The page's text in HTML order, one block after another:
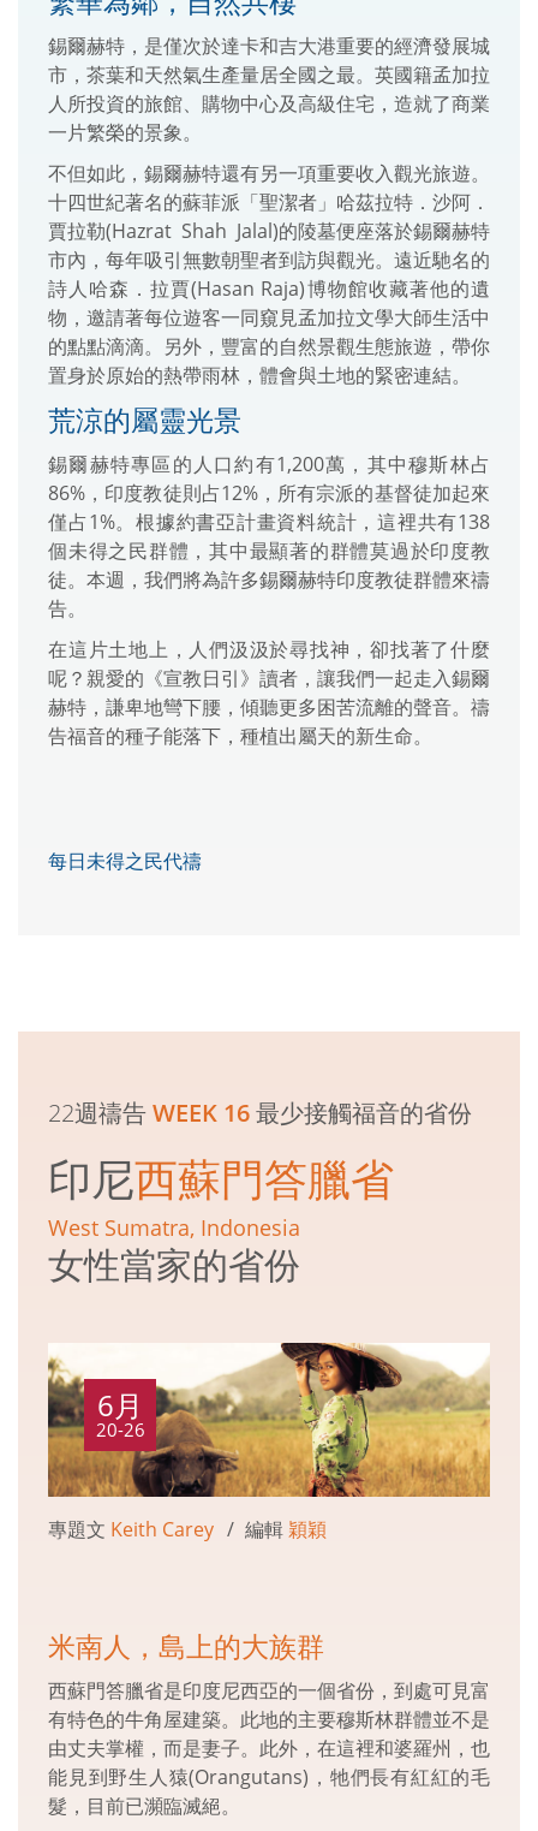
錫爾赫特，是僅次於達卡和吉大港重要的經濟發展城
市，茶葉和天然氣生產量居全國之最。英國籍孟加拉
人所投資的旅館、購物中心及高級住宅，造就了商業
一片繁榮的景象。
不但如此，錫爾赫特還有另一項重要收入觀光旅遊。
十四世紀著名的蘇菲派「聖潔者」哈茲拉特．沙阿．
賈拉勒(Hazrat Shah Jalal)的陵墓便座落於錫爾赫特
市內，每年吸引無數朝聖者到訪與觀光。遠近馳名的
詩人哈森．拉賈(Hasan Raja)博物館收藏著他的遺
物，邀請著每位遊客一同窺見孟加拉文學大師生活中
的點點滴滴。另外，豐富的自然景觀生態旅遊，帶你
置身於原始的熱帶雨林，體會與土地的緊密連結。
荒涼的屬靈光景
錫爾赫特專區的人口約有1,200萬，其中穆斯林占
86%，印度教徒則占12%，所有宗派的基督徒加起來
僅占1%。根據約書亞計畫資料統計，這裡共有138
個未得之民群體，其中最顯著的群體莫過於印度教
徒。本週，我們將為許多錫爾赫特印度教徒群體來禱
告。
在這片土地上，人們汲汲於尋找神，卻找著了什麼
呢？親愛的《宣教日引》讀者，讓我們一起走入錫爾
赫特，謙卑地彎下腰，傾聽更多困苦流離的聲音。禱
告福音的種子能落下，種植出屬天的新生命。
每日未得之民代禱
22週禱告WEEK 16最少接觸福音的省份
印尼西蘇門答臘省
West Sumatra, Indonesia
女性當家的省份
6月
20-26
專題文 Keith Carey 編輯 穎穎
米南人，島上的大族群
西蘇門答臘省是印度尼西亞的一個省份，到處可見富
有特色的牛角屋建築。此地的主要穆斯林群體並不是
由丈夫掌權，而是妻子。此外，在這裡和婆羅州，也
能見到野生人猿(Orangutans)，牠們長有紅紅的毛
髮，目前已瀕臨滅絕。